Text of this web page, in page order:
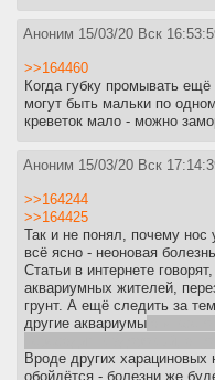
Аноним 15/03/20 Вск
>>164460
Когда губку промывать
могут быть мальки по
креветок мало - можно
Аноним 15/03/20 Вск
>>164244
>>164425
Так и не понял, почему нос
всё ясно - неоновая
Статьи в интернете
аквариумных жителей,
грунт. А ещё следить за
другие аквариумы
Вроде других харациновых
обойдётся - болезни же